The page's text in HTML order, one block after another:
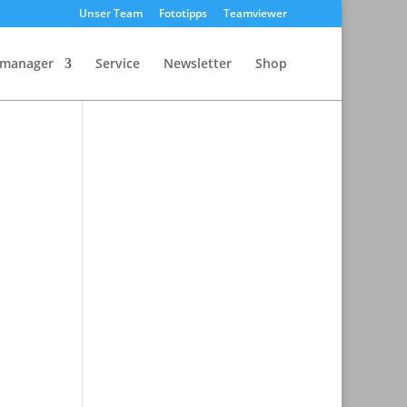
Unser Team Fototipps Teamviewer
Service Newsletter Shop